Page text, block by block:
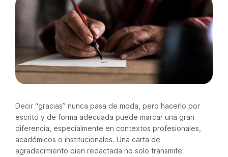
Decir “gracias” nunca pasa de moda, pero hacerlo por
escrito y de forma adecuada puede marcar una gran
diferencia, especialmente en contextos profesionales,
académicos o institucionales. Una carta de
agradecimiento bien redactada no solo transmite